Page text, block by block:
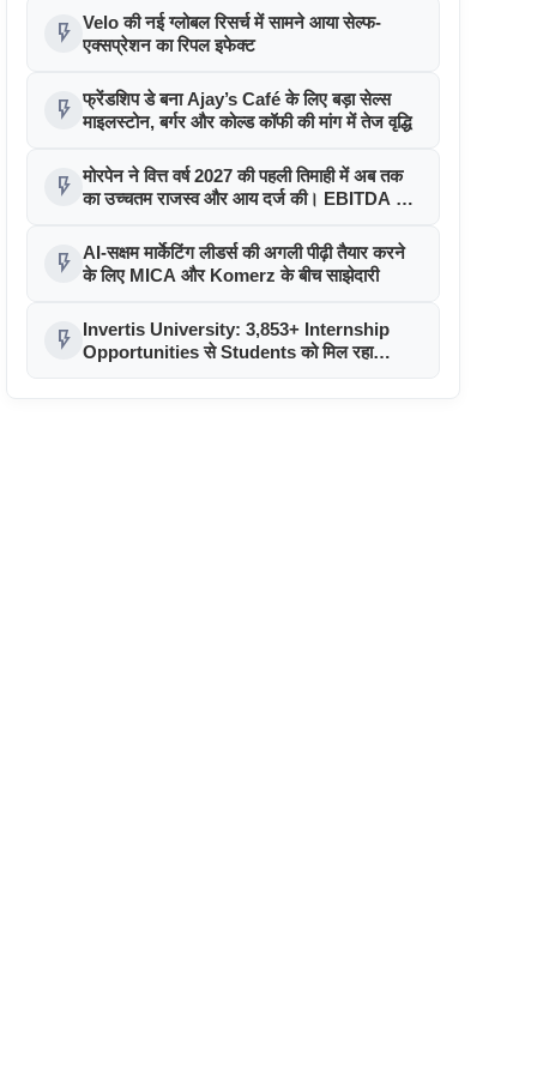
flash_on Velo की नई ग्लोबल रिसर्च में सामने आया सेल्फ-
एक्सप्रेशन का रिपल इफेक्ट
flash_on फ्रेंडशिप डे बना Ajay’s Café के लिए बड़ा सेल्स
माइलस्टोन, बर्गर और कोल्ड कॉफी की मांग में तेज वृद्धि
flash_on मोरपेन ने वित्त वर्ष 2027 की पहली तिमाही में अब तक
का उच्चतम राजस्व और आय दर्ज की। EBITDA में
कार्यक्रम ने पुरंतया व्यावसायीक चरण में प्रवेश किया
flash_on AI-सक्षम मार्केटिंग लीडर्स की अगली पीढ़ी तैयार करने
के लिए MICA और Komerz के बीच साझेदारी
flash_on
Invertis University: 3,853+ Internship
Opportunities से Students को मिल रहा